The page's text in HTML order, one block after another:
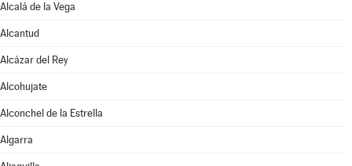
Alcalá de la Vega
Alcantud
Alcázar del Rey
Alcohujate
Alconchel de la Estrella
Algarra